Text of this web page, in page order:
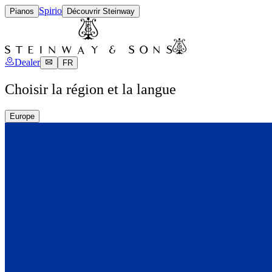
Pianos Spirio Découvrir Steinway
Dealer FR
Choisir la région et la langue
Europe